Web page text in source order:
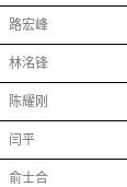
路宏峰
林洺锋
陈耀刚
闫平
俞士合